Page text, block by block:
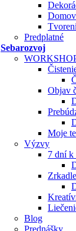
Predplatné
Sebarozvoj
Objav
Moje
Výzvy
7 dní k
Blog
Prednášky